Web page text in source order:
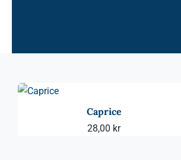
Caprice
28,00 kr